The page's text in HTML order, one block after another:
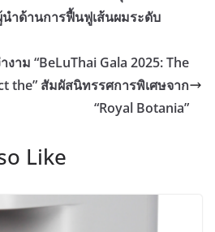
นำด้านการฟื้นฟูเส้นผมระดับ
าม “BeLuThai Gala 2025: The
the” สัมผัสนิทรรศการพิเศษจาก
“Royal Botania”
Like